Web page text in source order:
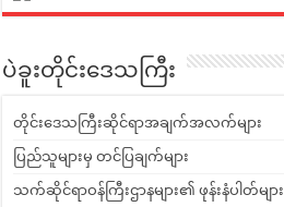
ပဲခူးတိုင်းဒေသကြီး
တိုင်းဒေသကြီးဆိုင်ရာအချက်အလက်များ
ပြည်သူများမှ တင်ပြချက်များ
သက်ဆိုင်ရာဝန်ကြီးဌာနများ၏ ဖုန်းနံပါတ်များ